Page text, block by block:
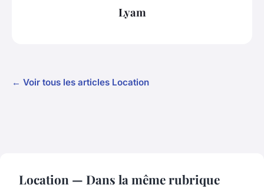
Lyam
← Voir tous les articles Location
Location — Dans la même rubrique